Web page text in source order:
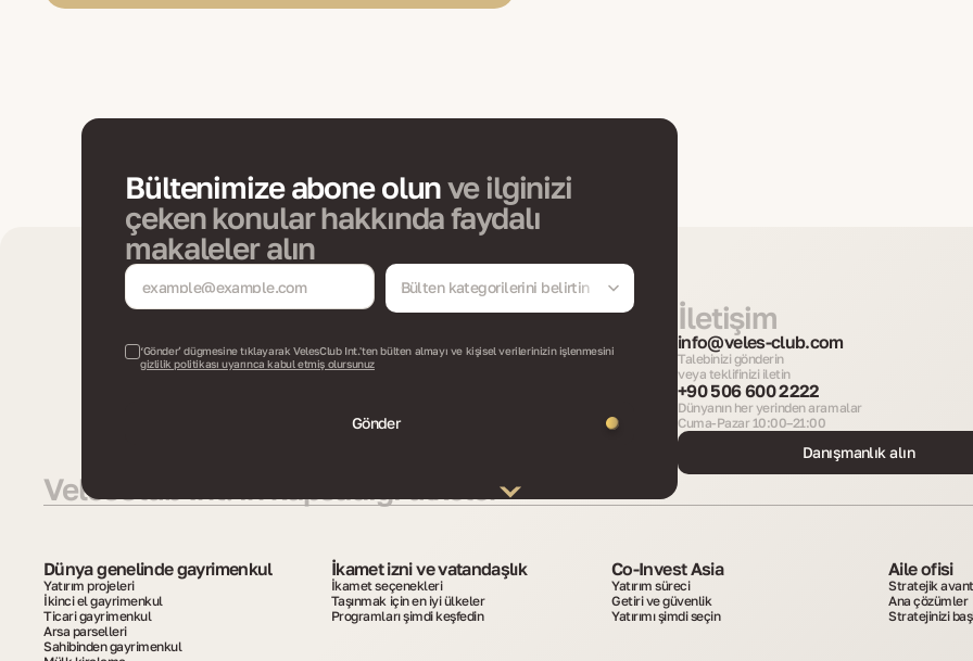
Bültenimize abone olunve ilginizi
çeken konular hakkında faydalı
makaleler alın
Bülten kategorilerini belirtin
‘Gönder’ düğmesine tıklayarak VelesClub Int.'ten bülten almayı ve kişisel verilerinizin işlenmesini
gizlilik politikası uyarınca kabul etmiş olursunuz
Gönder
İletişim
info@veles-club.com
Talebinizi gönderin
veya teklifinizi iletin
+90 506 600 2222
Dünyanın her yerinden aramalar
Cuma-Pazar 10:00–21:00
Danışmanlık alın
VelesClub Int.'in kapsadığı ülkeler
Dünya genelinde gayrimenkul
Yatırım projeleri
İkinci el gayrimenkul
Ticari gayrimenkul
Arsa parselleri
Sahibinden gayrimenkul
İkamet izni ve vatandaşlık
İkamet seçenekleri
Taşınmak için en iyi ülkeler
Programları şimdi keşfedin
Co-Invest Asia
Yatırım süreci
Getiri ve güvenlik
Yatırımı şimdi seçin
Aile ofisi
Stratejik
Ana çözümler
Stratejinizi